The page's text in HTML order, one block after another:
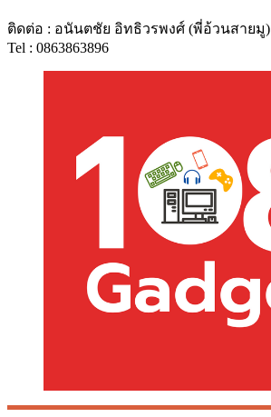
ติดต่อ : อนันตชัย อิทธิวรพงศ์ (พี่อ้วนสายมู)
Tel : 0863863896